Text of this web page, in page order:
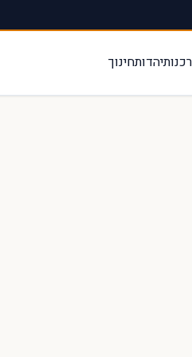
יהדותחינוך